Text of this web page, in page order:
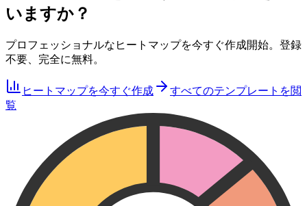
いますか？
プロフェッショナルなヒートマップを今すぐ作成開始。登録
不要、完全に無料。
ヒートマップを今すぐ作成
すべてのテンプレートを閲
覧